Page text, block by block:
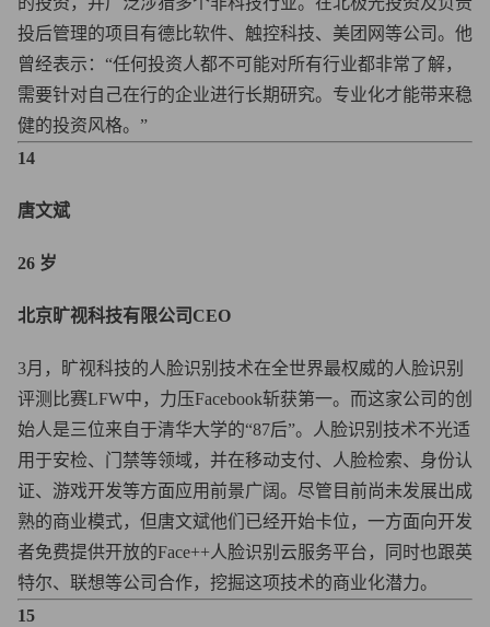
投后管理的项目有德比软件、触控科技、美团网等公司。他
曾经表示：“任何投资人都不可能对所有行业都非常了解，
需要针对自己在行的企业进行长期研究。专业化才能带来稳
健的投资风格。”
14
唐文斌
26 岁
北京旷视科技有限公司CEO
3月，旷视科技的人脸识别技术在全世界最权威的人脸识别
评测比赛LFW中，力压Facebook斩获第一。而这家公司的创
始人是三位来自于清华大学的“87后”。人脸识别技术不光适
用于安检、门禁等领域，并在移动支付、人脸检索、身份认
证、游戏开发等方面应用前景广阔。尽管目前尚未发展出成
熟的商业模式，但唐文斌他们已经开始卡位，一方面向开发
者免费提供开放的Face++人脸识别云服务平台，同时也跟英
特尔、联想等公司合作，挖掘这项技术的商业化潜力。
15